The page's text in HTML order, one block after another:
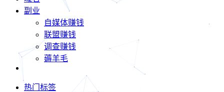
副业
自媒体赚钱
联盟赚钱
调查赚钱
薅羊毛
热门标签